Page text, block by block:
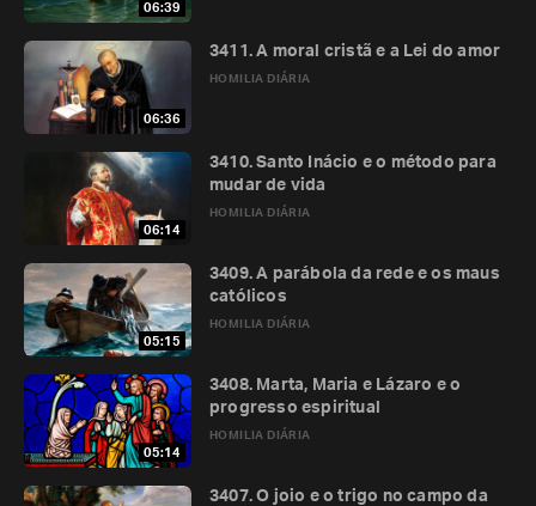
06:39
06:36
HOMILIA DIÁRIA
3411. A moral cristã e a Lei do amor
06:14
HOMILIA DIÁRIA
3410. Santo Inácio e o método para
mudar de vida
05:15
HOMILIA DIÁRIA
3409. A parábola da rede e os maus
católicos
05:14
HOMILIA DIÁRIA
3408. Marta, Maria e Lázaro e o
progresso espiritual
3407. O joio e o trigo no campo da